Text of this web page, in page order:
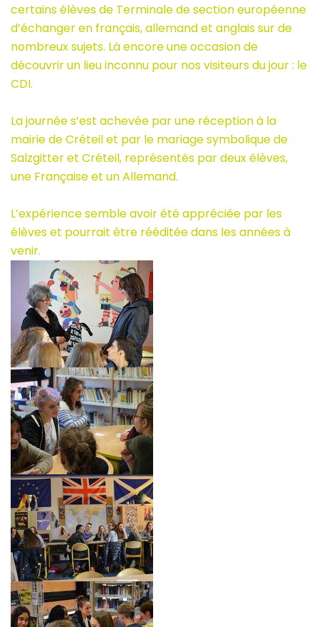
certains élèves de Terminale de section européenne
d’échanger en français, allemand et anglais sur de
nombreux sujets. Là encore une occasion de
découvrir un lieu inconnu pour nos visiteurs du jour : le
CDI.
La journée s’est achevée par une réception à la
mairie de Créteil et par le mariage symbolique de
Salzgitter et Créteil, représentés par deux élèves,
une Française et un Allemand.
L’expérience semble avoir été appréciée par les
élèves et pourrait être rééditée dans les années à
venir.